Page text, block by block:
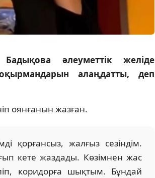
әлеуметтік желіде
алаңдатты, деп
оянғанын жазған.
қорғансыз, жалғыз сезіндім.
кете жаздады. Көзімнен жас
коридорға шықтым. Бұндай